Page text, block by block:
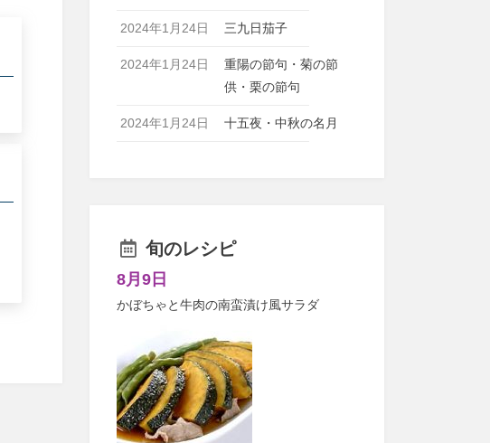
2024年1月24日 三九日茄子
2024年1月24日
重陽の節句・菊の節
供・栗の節句
2024年1月24日 十五夜・中秋の名月
旬のレシピ
8月9日
かぼちゃと牛肉の南蛮漬け風サラダ